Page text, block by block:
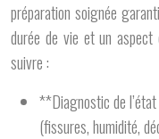
préparation soignée
durée de vie et un
suivre :
**Diagnostic de
(fissures, humidité,